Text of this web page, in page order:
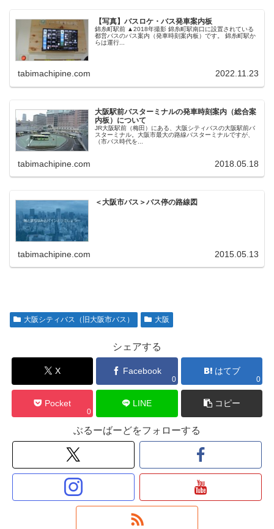
【写真】バスロケ・バス発車案内板
錦糸町駅前 ▲2018年撮影 錦糸町駅南口に設置されている
都営バスのバス案内（発車時刻案内板）です。 錦糸町駅か
らは運行...
tabimachipine.com 2022.11.23
大阪駅前バスターミナルの発車時刻案内（総合案
内板）について
JR大阪駅前（梅田）にある、大阪シティバスの大阪駅前バ
スターミナル。大阪市最大の路線バスターミナルですが、
（市バス時代を...
tabimachipine.com 2018.05.18
＜大阪市バス＞バス停の路線図
tabimachipine.com 2015.05.13
大阪シティバス（旧大阪市バス） 大阪
シェアする
X Facebook
0
はてブ
0
Pocket
0
LINE コピー
ぶるーばーどをフォローする